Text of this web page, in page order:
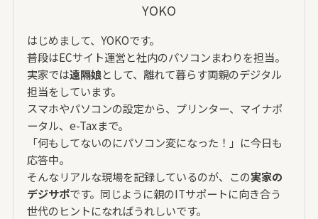
YOKO
はじめまして、YOKOです。
普段はECサイト運営と社内のパソコンまわりを担当。
実家では遠隔娘として、離れて暮らす両親のデジタル
担当をしています。
スマホやパソコンの設定から、プリンター、マイナポ
ータル、e-Taxまで。
「何もしてないのにパソコン変になった！」に今日も
応答中。
そんなリアルな現場を記録しているのが、この実家の
デジサポです。同じように親のITサポートに向き合う
世代のヒントになればうれしいです。